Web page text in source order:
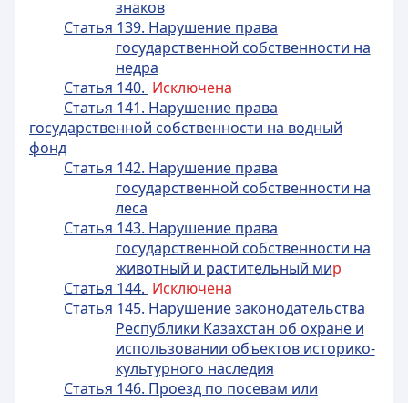
знаков
Статья 139. Нарушение права
государственной собственности на
недра
Статья 140. Исключена
Статья 141. Нарушение права
государственной собственности на водный
фонд
Статья 142. Нарушение права
государственной собственности на
леса
Статья 143. Нарушение права
государственной собственности на
животный и растительный мир
Статья 144. Исключена
Статья 145. Нарушение законодательства
Республики Казахстан об охране и
использовании объектов историко-
культурного наследия
Статья 146. Проезд по посевам или